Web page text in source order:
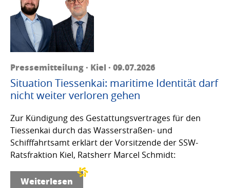
Pressemitteilung · Kiel · 09.07.2026
Situation Tiessenkai: maritime Identität darf
nicht weiter verloren gehen
Zur Kündigung des Gestattungsvertrages für den
Tiessenkai durch das Wasserstraßen- und
Schifffahrtsamt erklärt der Vorsitzende der SSW-
Ratsfraktion Kiel, Ratsherr Marcel Schmidt:
Weiterlesen